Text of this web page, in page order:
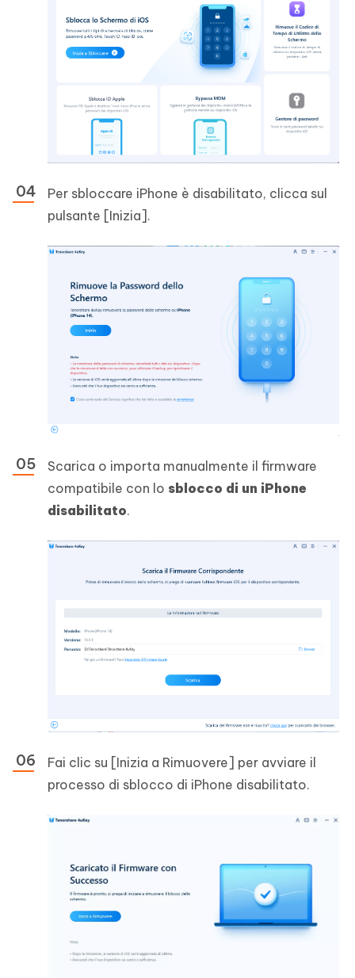
Per sbloccare iPhone è disabilitato, clicca sul
pulsante [Inizia].
Scarica o importa manualmente il firmware
compatibile con lo sblocco di un iPhone
disabilitato.
Fai clic su [Inizia a Rimuovere] per avviare il
processo di sblocco di iPhone disabilitato.